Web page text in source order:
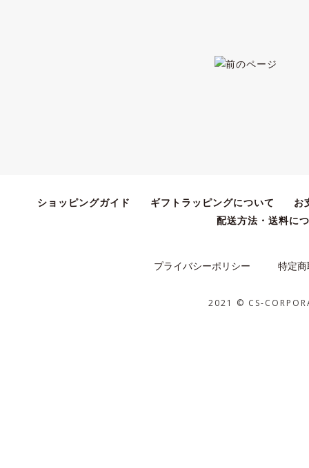
ショッピングガイド ギフトラッピングについて
お
配送方法・送料に
プライバシーポリシー 特定
2021 © CS-